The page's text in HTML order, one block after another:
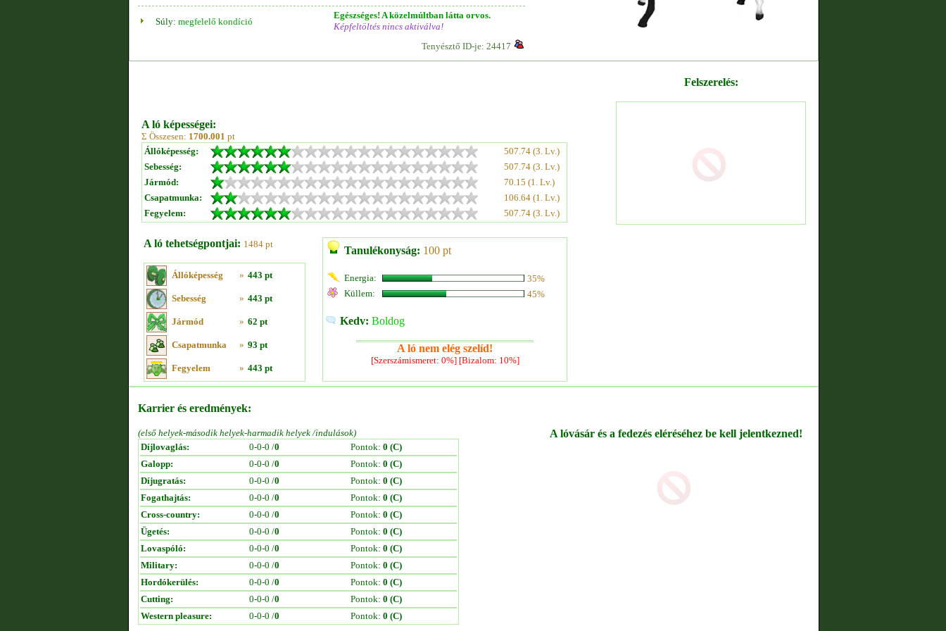
Súly: megfelelő kondíció
Egészséges! A közelmúltban látta orvos.
Képfeltöltés nincs aktiválva!
Tenyésztő ID-je: 24417
A ló képességei:
Σ Összesen: 1700.001 pt
Állóképesség:
507.74 (3. Lv.)
Sebesség:
507.74 (3. Lv.)
Jármód:
70.15 (1. Lv.)
Csapatmunka:
106.64 (1. Lv.)
Fegyelem:
507.74 (3. Lv.)
A ló tehetségpontjai: 1484 pt
Állóképesség » 443 pt
Sebesség » 443 pt
Jármód » 62 pt
Csapatmunka » 93 pt
Fegyelem » 443 pt
Tanulékonyság: 100 pt
Energia:
35%
Küllem:
45%
Kedv: Boldog
A ló nem elég szelíd!
[Szerszámismeret: 0%] [Bizalom: 10%]
Felszerelés:
Karrier és eredmények:
(első helyek-második helyek-harmadik helyek /indulások)
Díjlovaglás:
0-0-0 /0 Pontok: 0 (C)
Galopp:
0-0-0 /0 Pontok: 0 (C)
Díjugratás:
0-0-0 /0 Pontok: 0 (C)
Fogathajtás:
0-0-0 /0 Pontok: 0 (C)
Cross-country:
0-0-0 /0 Pontok: 0 (C)
Ügetés:
0-0-0 /0 Pontok: 0 (C)
Lovaspóló:
0-0-0 /0 Pontok: 0 (C)
Military:
0-0-0 /0 Pontok: 0 (C)
Hordókerülés:
0-0-0 /0 Pontok: 0 (C)
Cutting:
0-0-0 /0 Pontok: 0 (C)
Western pleasure:
0-0-0 /0 Pontok: 0 (C)
A lóvásár és a fedezés eléréséhez be kell jelentkezned!